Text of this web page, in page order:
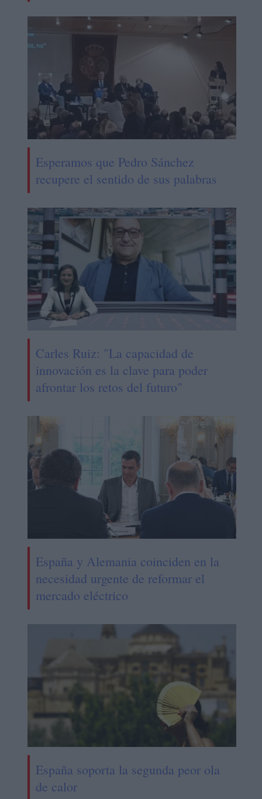
Esperamos que Pedro Sánchez
recupere el sentido de sus palabras
Carles Ruiz: "La capacidad de
innovación es la clave para poder
afrontar los retos del futuro"
España y Alemania coinciden en la
necesidad urgente de reformar el
mercado eléctrico
España soporta la segunda peor ola
de calor